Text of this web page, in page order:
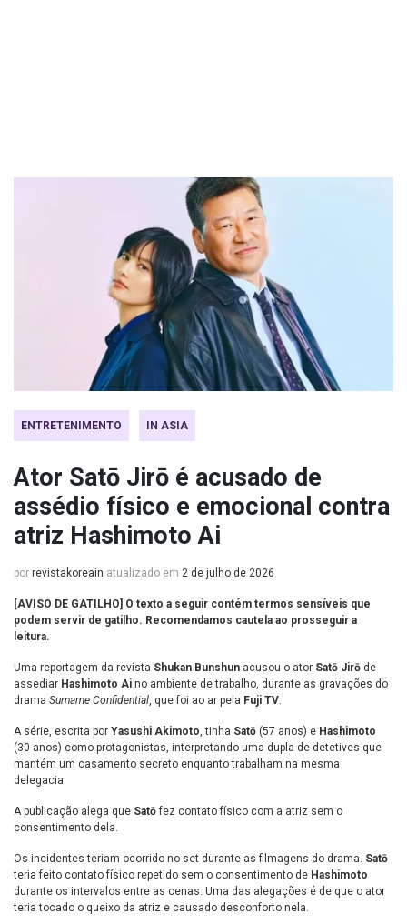
ENTRETENIMENTO IN ASIA
Ator Satō Jirō é acusado de
assédio físico e emocional contra
atriz Hashimoto Ai
por revistakoreain atualizado em 2 de julho de 2026
[AVISO DE GATILHO] O texto a seguir contém termos sensíveis que
podem servir de gatilho. Recomendamos cautela ao prosseguir a
leitura.
Uma reportagem da revista Shukan Bunshun acusou o ator Satō Jirō de
assediar Hashimoto Ai no ambiente de trabalho, durante as gravações do
drama Surname Confidential, que foi ao ar pela Fuji TV.
A série, escrita por Yasushi Akimoto, tinha Satō (57 anos) e Hashimoto
(30 anos) como protagonistas, interpretando uma dupla de detetives que
mantém um casamento secreto enquanto trabalham na mesma
delegacia.
A publicação alega que Satōfez contato físico com a atriz sem o
consentimento dela.
Os incidentes teriam ocorrido no set durante as filmagens do drama. Satō
teria feito contato físico repetido sem o consentimento de Hashimoto
durante os intervalos entre as cenas. Uma das alegações é de que o ator
teria tocado o queixo da atriz e causado desconforto nela.